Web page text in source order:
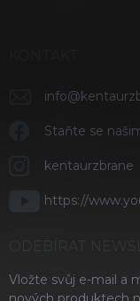
info@
Staňte se
kentaurzbrane
https://
Vložte svůj e-mail a